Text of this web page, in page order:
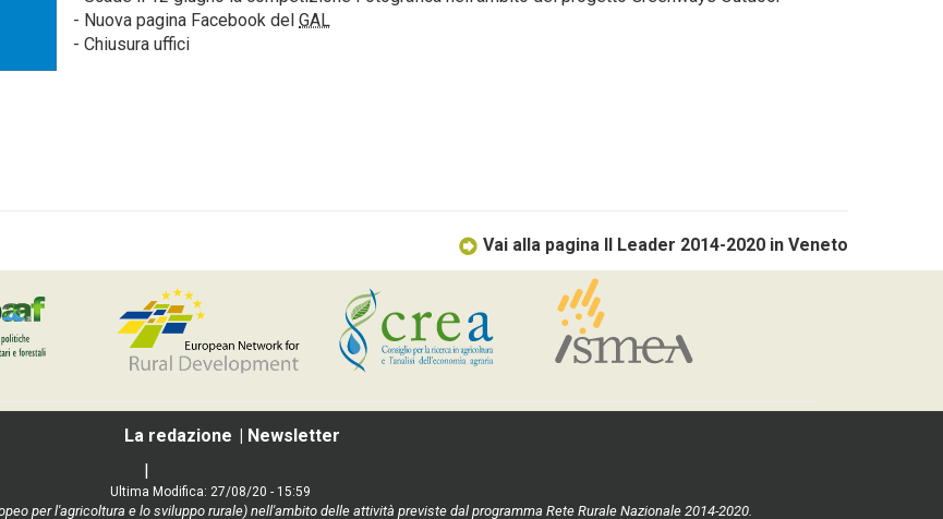
- Nuova pagina Facebook del GAL
- Chiusura uffici
Vai alla pagina Il Leader 2014-2020 in Veneto
La redazione
Newsletter
Ultima Modifica: 27/08/20 - 15:59
per l'agricoltura e lo sviluppo rurale) nell'ambito delle attività previste dal programma Rete Rurale Nazionale 2014-2020.